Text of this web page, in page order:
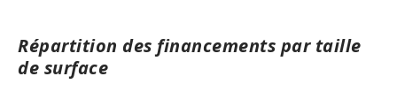
Répartition des financements par taille
de surface